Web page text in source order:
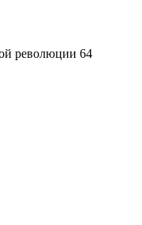
революции 64